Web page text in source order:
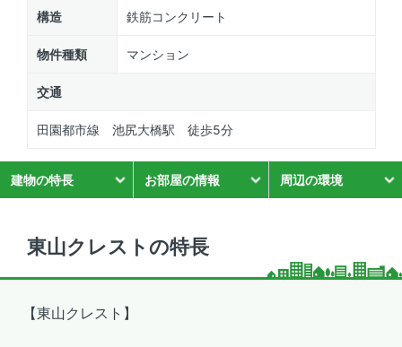
構造 鉄筋コンクリート
物件種類 マンション
交通
田園都市線 池尻大橋駅 徒歩5分
建物の特長 お部屋の情報 周辺の環境
東山クレストの特長
【東山クレスト】